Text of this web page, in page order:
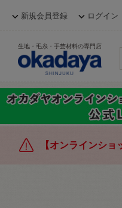
新規会員登録 ログイン
生地・毛糸・手芸材料の専門店
【オンラインシ